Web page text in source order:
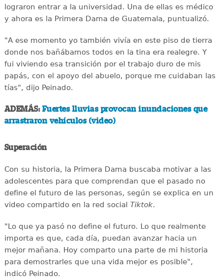
lograron entrar a la universidad. Una de ellas es médico
y ahora es la Primera Dama de Guatemala, puntualizó.
"A ese momento yo también vivía en este piso de tierra
donde nos bañábamos todos en la tina era realegre. Y
fui viviendo esa transición por el trabajo duro de mis
papás, con el apoyo del abuelo, porque me cuidaban las
tías", dijo Peinado.
ADEMÁS: Fuertes lluvias provocan inundaciones que
arrastraron vehículos (video)
Superación
Con su historia, la Primera Dama buscaba motivar a las
adolescentes para que comprendan que el pasado no
define el futuro de las personas, según se explica en un
video compartido en la red social Tiktok.
"Lo que ya pasó no define el futuro. Lo que realmente
importa es que, cada día, puedan avanzar hacia un
mejor mañana. Hoy comparto una parte de mi historia
para demostrarles que una vida mejor es posible",
indicó Peinado.